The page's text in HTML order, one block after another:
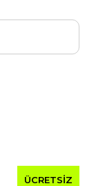
ÜCRETSİZ